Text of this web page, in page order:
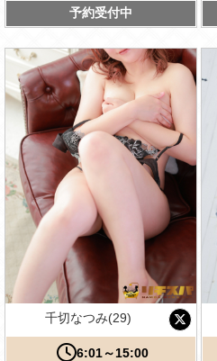
予約受付中
千切なつみ(29)
6:01～15:00